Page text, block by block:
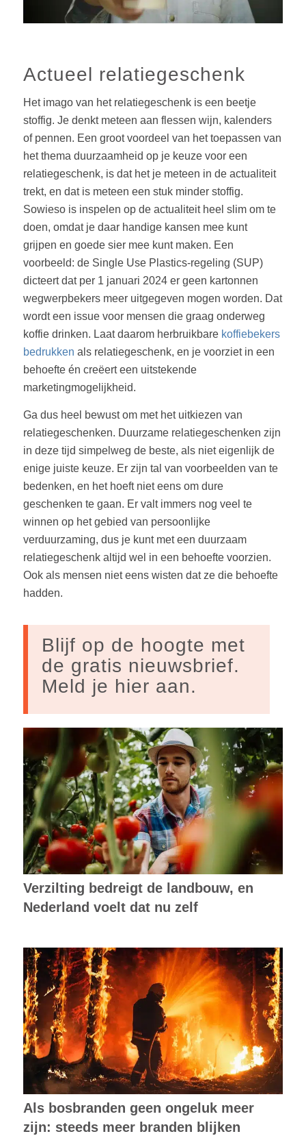
Actueel relatiegeschenk
Het imago van het relatiegeschenk is een beetje
stoffig. Je denkt meteen aan flessen wijn, kalenders
of pennen. Een groot voordeel van het toepassen van
het thema duurzaamheid op je keuze voor een
relatiegeschenk, is dat het je meteen in de actualiteit
trekt, en dat is meteen een stuk minder stoffig.
Sowieso is inspelen op de actualiteit heel slim om te
doen, omdat je daar handige kansen mee kunt
grijpen en goede sier mee kunt maken. Een
voorbeeld: de Single Use Plastics-regeling (SUP)
dicteert dat per 1 januari 2024 er geen kartonnen
wegwerpbekers meer uitgegeven mogen worden. Dat
wordt een issue voor mensen die graag onderweg
koffie drinken. Laat daarom herbruikbare koffiebekers
bedrukken als relatiegeschenk, en je voorziet in een
behoefte én creëert een uitstekende
marketingmogelijkheid.
Ga dus heel bewust om met het uitkiezen van
relatiegeschenken. Duurzame relatiegeschenken zijn
in deze tijd simpelweg de beste, als niet eigenlijk de
enige juiste keuze. Er zijn tal van voorbeelden van te
bedenken, en het hoeft niet eens om dure
geschenken te gaan. Er valt immers nog veel te
winnen op het gebied van persoonlijke
verduurzaming, dus je kunt met een duurzaam
relatiegeschenk altijd wel in een behoefte voorzien.
Ook als mensen niet eens wisten dat ze die behoefte
hadden.
Blijf op de hoogte met
de gratis nieuwsbrief.
Meld je hier aan.
Verzilting bedreigt de landbouw, en
Nederland voelt dat nu zelf
Als bosbranden geen ongeluk meer
zijn: steeds meer branden blijken